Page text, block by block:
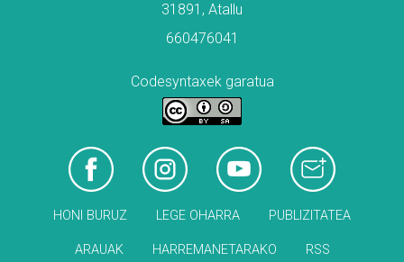
31891, Atallu
660476041
Codesyntaxek garatua
HONI BURUZ LEGE OHARRA PUBLIZITATEA
ARAUAK HARREMANETARAKO RSS